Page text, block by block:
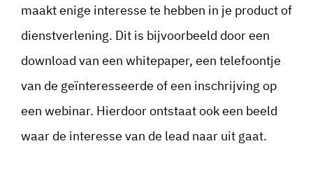
maakt enige interesse te hebben in je product of
dienstverlening. Dit is bijvoorbeeld door een
download van een whitepaper, een telefoontje
van de geïnteresseerde of een inschrijving op
een webinar. Hierdoor ontstaat ook een beeld
waar de interesse van de lead naar uit gaat.